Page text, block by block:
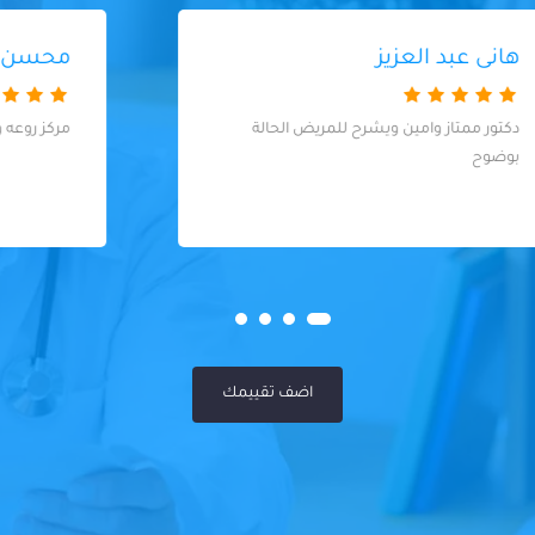
محسن فوزي
مركز روعه وبالذات الدكتوره روان الطب الاسنان
اضف تقييمك